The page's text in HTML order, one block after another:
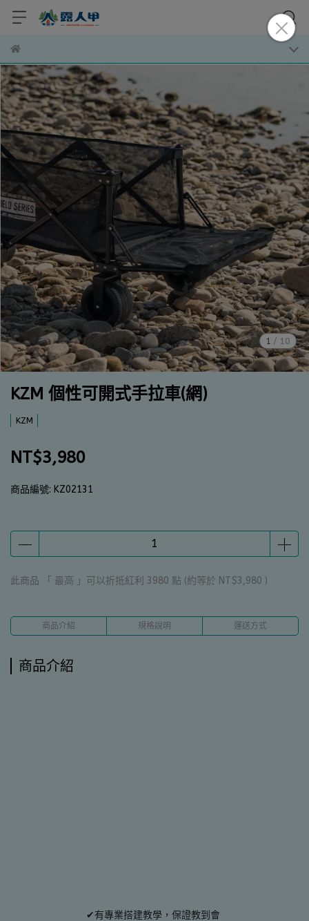
1 / 10
KZM 個性可開式手拉車(網)
KZM
NT$3,980
商品編號: KZ02131
此商品 「 最高 」可以折抵紅利 3980 點 (約等於 NT$3,980 )
商品介紹 規格說明 運送方式
商品介紹
✔有專業搭建教學，保證教到會